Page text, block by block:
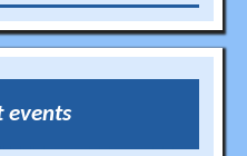
events